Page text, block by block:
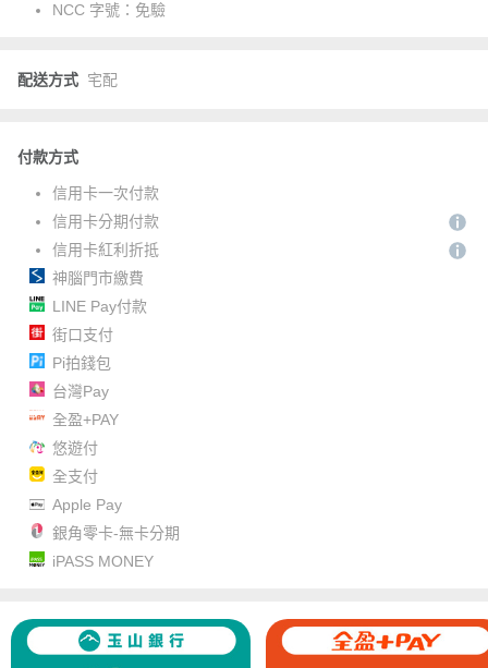
NCC 字號： 免驗
配送方式 宅配
付款方式
信用卡一次付款
信用卡分期付款
信用卡紅利折抵
神腦門市繳費
LINE Pay付款
街口支付
Pi拍錢包
台灣Pay
全盈+PAY
悠遊付
全支付
Apple Pay
銀角零卡-無卡分期
iPASS MONEY